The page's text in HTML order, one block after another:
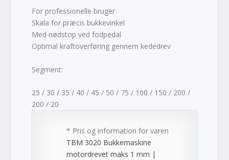
For professionelle bruger
Skala for præcis bukkevinkel
Med nødstop ved fodpedal
Optimal kraftoverføring gennem kededrev
Segment:
25 / 30 / 35 / 40 / 45 / 50 / 75 / 100 / 150 / 200 /
200 / 20
* Pris og information for varen
TBM 3020 Bukkemaskine
motordrevet maks 1 mm |